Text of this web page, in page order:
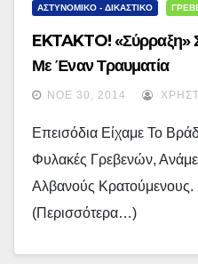
ΑΣΤΥΝΟΜΙΚΟ - ΔΙΚΑΣΤΙΚΟ
EKTAKTO! «Σύρραξη»
Με Έναν Τραυματία
ΝΟΈ 30, 2014
Επεισόδια Είχαμε Το
Φυλακές Γρεβενών,
Αλβανούς
(περισσότερα…)